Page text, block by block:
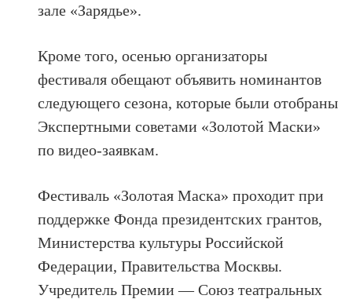
зале «Зарядье».
Кроме того, осенью организаторы
фестиваля обещают объявить номинантов
следующего сезона, которые были отобраны
Экспертными советами «Золотой Маски»
по видео-заявкам.
Фестиваль «Золотая Маска» проходит при
поддержке Фонда президентских грантов,
Министерства культуры Российской
Федерации, Правительства Москвы.
Учредитель Премии — Союз театральных